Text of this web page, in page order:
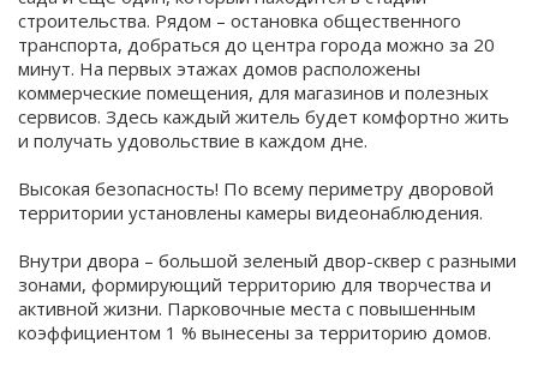
строительства. Рядом – остановка общественного
транспорта, добраться до центра города можно за 20
минут. На первых этажах домов расположены
коммерческие помещения, для магазинов и полезных
сервисов. Здесь каждый житель будет комфортно жить
и получать удовольствие в каждом дне.
Высокая безопасность! По всему периметру дворовой
территории установлены камеры видеонаблюдения.
Внутри двора – большой зеленый двор-сквер с разными
зонами, формирующий территорию для творчества и
активной жизни. Парковочные места с повышенным
коэффициентом 1 % вынесены за территорию домов.